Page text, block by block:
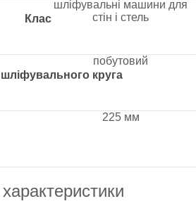
Клас
круга
шліфувальні машини для
стін і стель
побутовий
225 мм
характеристики